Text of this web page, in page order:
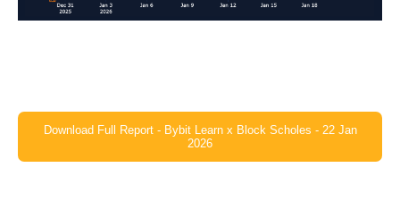
Download Full Report - Bybit Learn x Block Scholes - 22 Jan
2026